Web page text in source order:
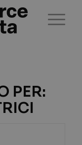
PER: